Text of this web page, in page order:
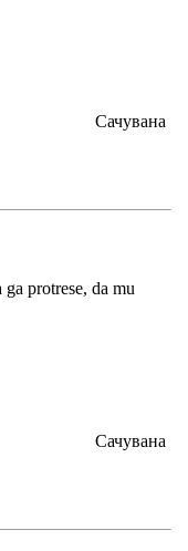
Сачувана
protrese, da mu
Сачувана